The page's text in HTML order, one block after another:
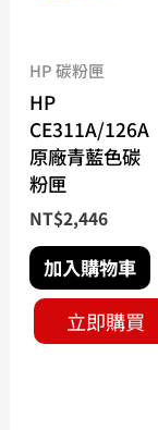
HP 碳粉匣
HP
CE311A/126A
原廠青藍色碳
粉匣
NT$2,446
加入購物車
立即購買